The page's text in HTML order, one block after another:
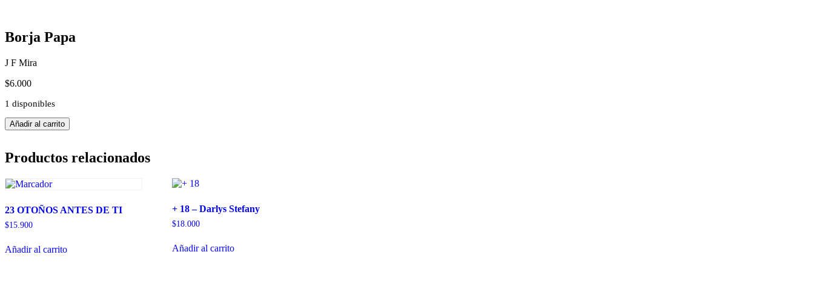
Borja Papa
J F Mira
$6.000
1 disponibles
Borja
Papa
Añadir al carrito
Productos relacionados
23 OTOÑOS ANTES DE TI
$15.900
Añadir al carrito
+ 18 – Darlys Stefany
$18.000
Añadir al carrito